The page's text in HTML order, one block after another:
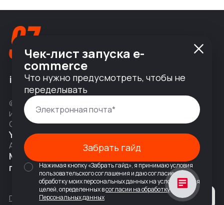
info@nineseven.ru
© 2010 — 2026 ООО «Найнсевен», УНП 191376768,
ИНН 9710142077, КПП 771001001, ОГРН 1247700831377
Соц сети
YouTubeНаписать в Telegram
Адрес
Москва, 2-я Тверская-Ямская 18,
помещ. 7/2
Политика конфиденциальности
Чек-лист запуска e-
commerce
Что нужно предусмотреть, чтобы не
переделывать
Забрать гайд
Нажимая кнопку «Забрать гайд», я принимаю условия
пользовательского соглашения и даю согласие на
обработку моих персональных данных на условиях и для
целей, определенных всогласии на обработку
Персональных данных